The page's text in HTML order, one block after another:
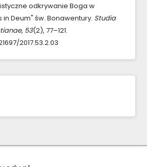
odkrywanie Boga w
Deum" św. Bonawentury. Studia
, 53(2), 77–121.
2017.53.2.03